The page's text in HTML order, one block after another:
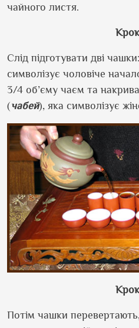
чайного листя.
Слід підготувати дві
символізує чоловіче
3/4 об’єму чаєм та
(чабей), яка символізує
Потім чашки